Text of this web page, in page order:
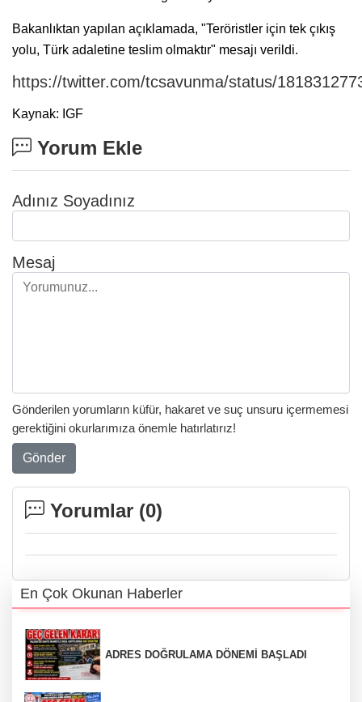
Bakanlıktan yapılan açıklamada, "Teröristler için tek çıkış
yolu, Türk adaletine teslim olmaktır" mesajı verildi.
https://twitter.com/tcsavunma/status/
Kaynak: IGF
Yorum Ekle
Adınız Soyadınız
Mesaj
Gönderilen yorumların küfür, hakaret ve suç unsuru içermemesi
gerektiğini okurlarımıza önemle hatırlatırız!
Gönder
Yorumlar (0)
En Çok Okunan Haberler
ADRES DOĞRULAMA DÖNEMİ BAŞLADI